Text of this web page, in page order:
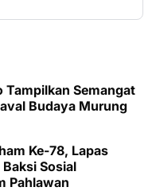
Tampilkan Semangat
Budaya Murung
Ke-78, Lapas
Sosial
Pahlawan